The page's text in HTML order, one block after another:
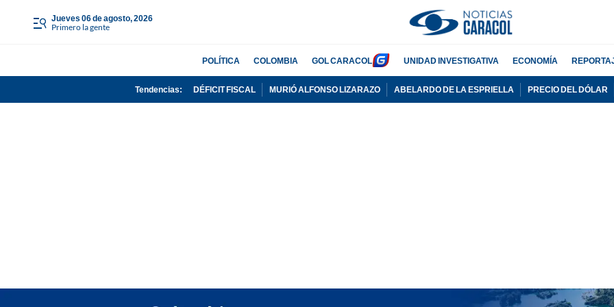
jueves 06 de agosto, 2026
Primero la gente
POLÍTICA COLOMBIA GOL CARACOL UNIDAD INVESTIGATIVA ECONOMÍA
Tendencias: DÉFICIT FISCAL MURIÓ ALFONSO LIZARAZO ABELARDO DE LA ESPRIELLA PRECIO DEL DÓLAR